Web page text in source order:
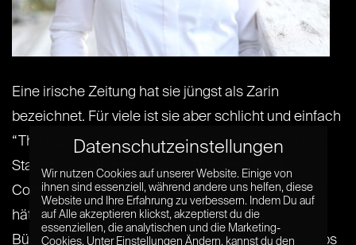
Eine irische Zeitung hat sie jüngst als Zarin
bezeichnet. Für viele ist sie aber schlicht und einfach
“The Commish”. Ein Besuch im Büro der Dubliner
Startup-Beauftragten Niamh Bushnell. “The
Commissioner will see you now” – oder so ähnlich
hätte meine Erwartung des Empfangs im
Bürogebäude der Dubliner Commission for Startups
Datenschutzeinstellungen
Wir nutzen Cookies auf unserer Website. Einige von
ihnen sind essenziell, während andere uns helfen, diese
Website und Ihre Erfahrung zu verbessern. Indem Du auf
auf Alle akzeptieren klickst, akzeptierst du die
essenziellen, die analytischen und die Marketing-
Cookies. Unter Einstellungen Ändern, kannst du den